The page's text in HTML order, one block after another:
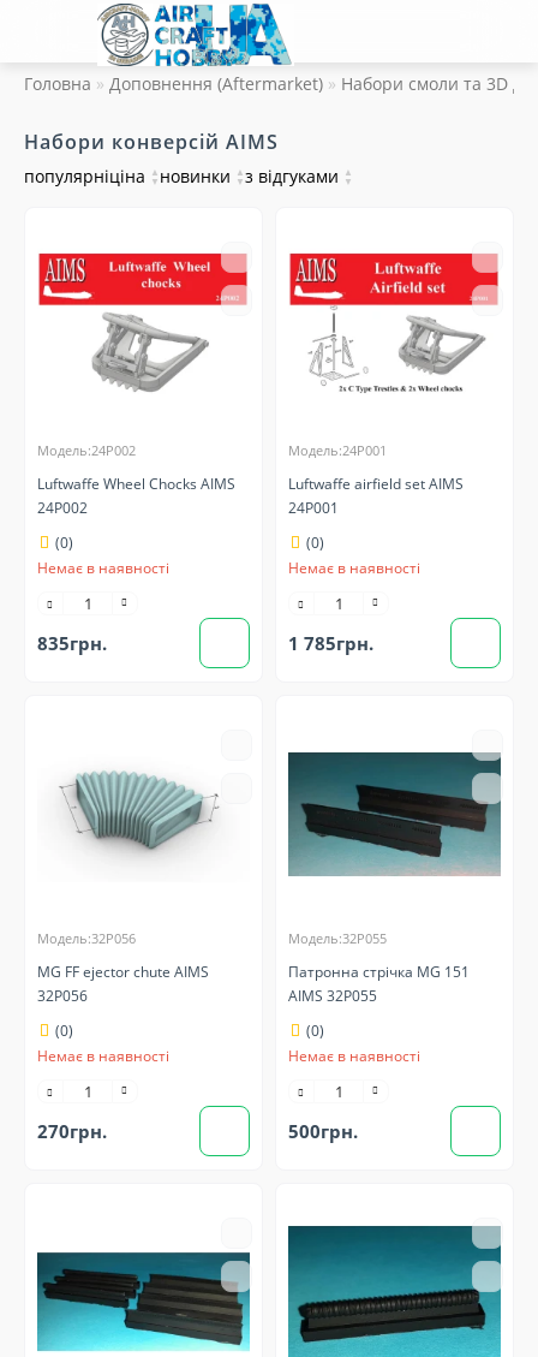
Головна Доповнення (Aftermarket) Набори смоли та 3D
Набори конверсій AIMS
популярніціна ▲
▼ новинки ▲
▼з відгуками ▲
▼
Модель:24P002
Luftwaffe Wheel Chocks AIMS
24P002
(0)
Немає в наявності
835грн.
Модель:24P001
Luftwaffe airfield set AIMS
24P001
(0)
Немає в наявності
1 785грн.
Модель:32P056
MG FF ejector chute AIMS
32P056
(0)
Немає в наявності
270грн.
Модель:32P055
Патронна стрічка MG 151
AIMS 32P055
(0)
Немає в наявності
500грн.